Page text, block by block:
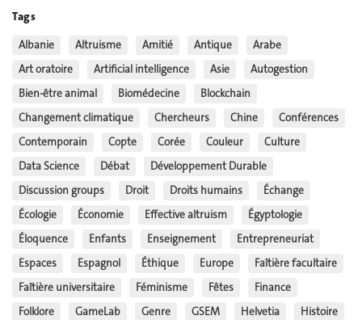
Tags
Albanie Altruisme Amitié Antique
Arabe
Art oratoire
Artificial intelligence Asie
Autogestion
Bien-être animal
Biomédecine
Blockchain
Changement climatique
Chercheurs Chine
Conférences
Contemporain
Copte Corée Couleur
Culture
Data Science
Débat
Développement Durable
Discussion groups
Droit Droits humains
Échange
Écologie
Économie Effective altruism
Égyptologie
Éloquence
Enfants Enseignement
Entrepreneuriat
Espaces
Espagnol Éthique Europe
Faîtière facultaire
Faîtière universitaire
Féminisme Fêtes
Finance
Folklore
GameLab Genre GSEM Helvetia
Histoire